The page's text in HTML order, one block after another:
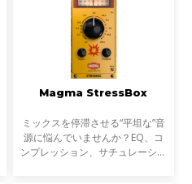
Magma StressBox
ミックスを停滞させる“平坦な”音
源に悩んでいませんか？EQ、コ
ンプレッション、サチュレーショ